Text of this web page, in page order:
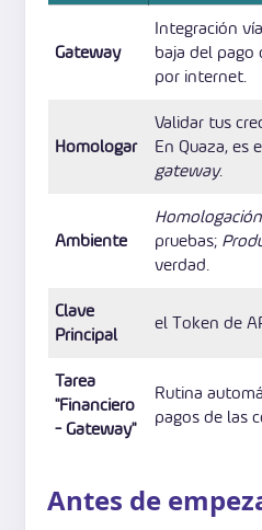
Gateway
Integración
baja del pago
por internet.
Homologar
Validar tus
En Quaza, es
gateway.
Ambiente
Homologación
pruebas;
verdad.
Clave
Principal
el Token de
Tarea
"Financiero
- Gateway"
Rutina
pagos de las
Antes de